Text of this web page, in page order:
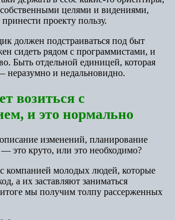
собственными целями и видениями,
проекту пользу.
должен подстраиваться под быт
сидеть рядом с программистами, и
Быть отдельной единицей, которая
неразумно и недальновидно.
возиться с
и это нормально
изменений, планирование
это круто, или это необходимо?
компанией молодых людей, которые
а их заставляют заниматься
мы получим толпу рассерженных